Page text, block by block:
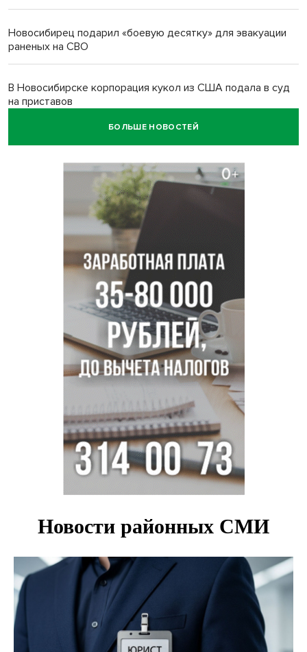
Новосибирец подарил «боевую десятку» для эвакуации
раненых на СВО
В Новосибирске корпорация кукол из США подала в суд
на приставов
БОЛЬШЕ НОВОСТЕЙ